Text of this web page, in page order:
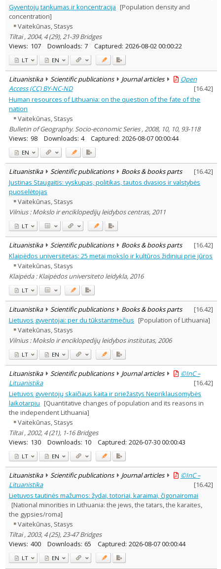
Gyventojų tankumas ir koncentracija [Population density and
concentration]
Vaitekūnas, Stasys
Tiltai , 2004, 4 (29), 21-39 Bridges
Views: 107 Downloads: 7 Captured: 2026-08-02 00:00:22
LT EN
Lituanistika Scientific publications Journal articles
Open
Access (CC) BY-NC-ND
[16.42]
Human resources of Lithuania: on the question of the fate of the
nation
Vaitekūnas, Stasys
Bulletin of Geography. Socio-economic Series , 2008, 10, 10, 93-118
Views: 98 Downloads: 4 Captured: 2026-08-07 00:00:44
EN
Lituanistika Scientific publications Books & books parts [16.42]
Justinas Staugaitis: vyskupas, politikas, tautos dvasios ir valstybės
puoselėtojas
Vaitekūnas, Stasys
Vilnius : Mokslo ir enciklopedijų leidybos centras, 2011
LT
Lituanistika Scientific publications Books & books parts [16.42]
Klaipėdos universitetas: 25 metai mokslo ir kultūros židiniui prie jūros
Vaitekūnas, Stasys
Klaipėda : Klaipėdos universiteto leidykla, 2016
LT
Lituanistika Scientific publications Books & books parts [16.42]
Lietuvos gyventojai: per du tūkstantmečius [Population of Lithuania]
Vaitekūnas, Stasys
Vilnius : Mokslo ir enciklopedijų leidybos institutas, 2006
LT EN
Lituanistika Scientific publications Journal articles
©InC –
Lituanistika
[16.42]
Lietuvos gyventojų skaičiaus kaita ir priežastys Nepriklausomybės
laikotarpiu [Quantitative changes of population and its reasons in
the independent Lithuania]
Vaitekūnas, Stasys
Tiltai , 2002, 4 (21), 1-16 Bridges
Views: 130 Downloads: 10 Captured: 2026-07-30 00:00:43
LT EN
Lituanistika Scientific publications Journal articles
©InC –
Lituanistika
[16.42]
Lietuvos tautinės mažumos: žydai, totoriai, karaimai, čigonairomai
[National minorities in Lithuania: the jews, the tatars, the karaites,
the gypsies/roma]
Vaitekūnas, Stasys
Tiltai , 2003, 4 (25), 23-47 Bridges
Views: 400 Downloads: 65 Captured: 2026-08-07 00:00:44
LT EN